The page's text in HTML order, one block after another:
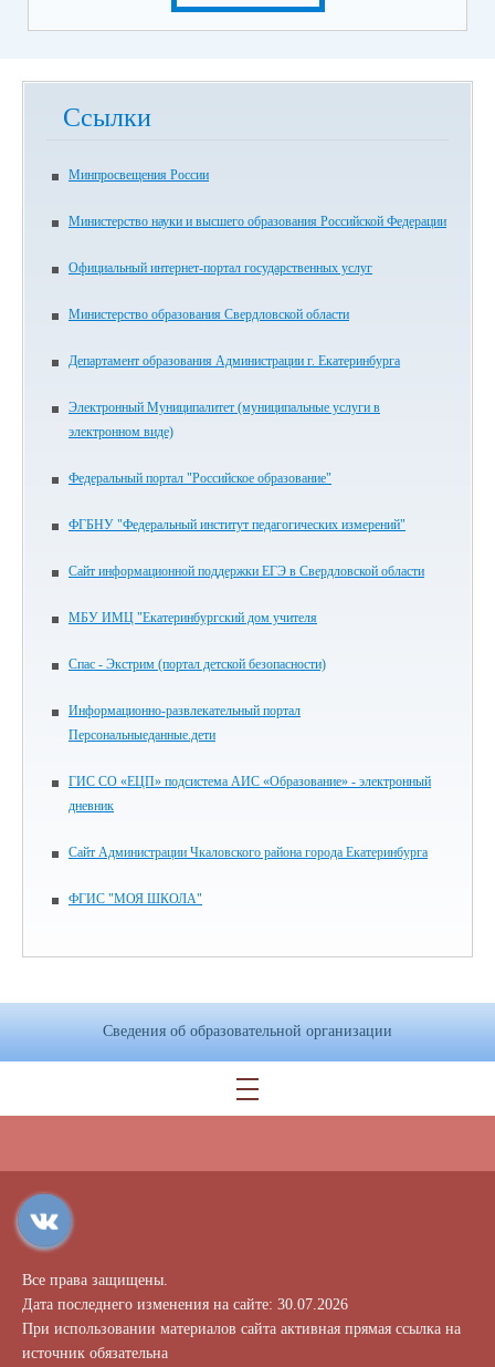
Ссылки
Минпросвещения России
Министерство науки и высшего образования Российской Федерации
Официальный интернет-портал государственных услуг
Министерство образования Свердловской области
Департамент образования Администрации г. Екатеринбурга
Электронный Муниципалитет (муниципальные услуги в
электронном виде)
Федеральный портал "Российское образование"
ФГБНУ "Федеральный институт педагогических измерений"
Сайт информационной поддержки ЕГЭ в Свердловской области
МБУ ИМЦ "Екатеринбургский дом учителя
Спас - Экстрим (портал детской безопасности)
Информационно-развлекательный портал
Персональныеданные.дети
ГИС СО «ЕЦП» подсистема АИС «Образование» - электронный
дневник
Сайт Администрации Чкаловского района города Екатеринбурга
ФГИС "МОЯ ШКОЛА"
Сведения об образовательной организации
Все права защищены.
Дата последнего изменения на сайте: 30.07.2026
При использовании материалов сайта активная прямая ссылка на
источник обязательна